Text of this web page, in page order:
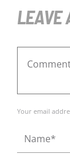
LEAVE
Your email